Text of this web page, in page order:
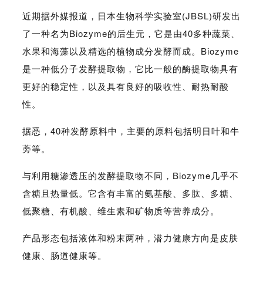
近期据外媒报道，日本生物科学实验室(JBSL)研发出
了一种名为Biozyme的后生元，它是由40多种蔬菜、
水果和海藻以及精选的植物成分发酵而成。Biozyme
是一种低分子发酵提取物，它比一般的酶提取物具有
更好的稳定性，以及具有良好的吸收性、耐热耐酸
性。
据悉，40种发酵原料中，主要的原料包括明日叶和牛
蒡等。
与利用糖渗透压的发酵提取物不同，Biozyme几乎不
含糖且热量低。它含有丰富的氨基酸、多肽、多糖、
低聚糖、有机酸、维生素和矿物质等营养成分。
产品形态包括液体和粉末两种，潜力健康方向是皮肤
健康、肠道健康等。